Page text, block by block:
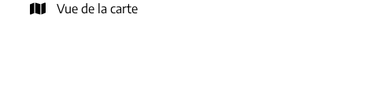
Vue de la carte